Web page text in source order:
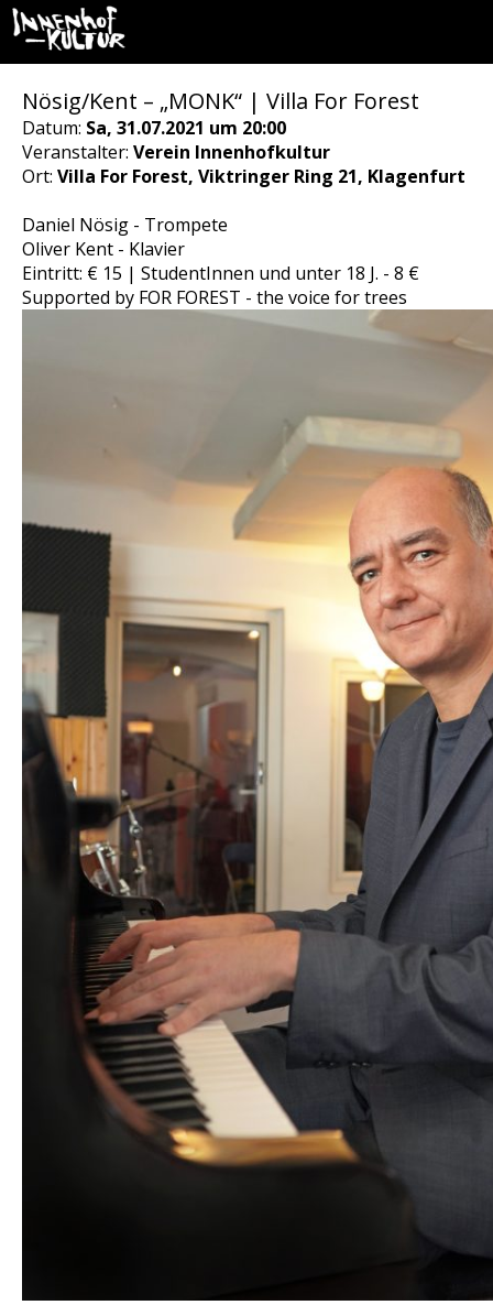
Nösig/Kent – „MONK“ | Villa For Forest
Datum: Sa, 31.07.2021 um 20:00
Veranstalter: Verein Innenhofkultur
Ort: Villa For Forest, Viktringer Ring 21, Klagenfurt
Daniel Nösig - Trompete
Oliver Kent - Klavier
Eintritt: € 15 | StudentInnen und unter 18 J. - 8 €
Supported by FOR FOREST - the voice for trees